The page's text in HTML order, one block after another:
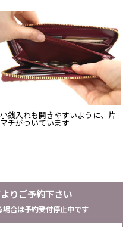
小銭入れも開きやすいように、片
マチがついています
りご予約下さい
合は予約受付停止中です